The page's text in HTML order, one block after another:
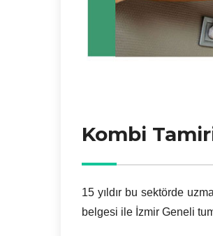
Kombi
15 yıldır bu sektörde
belgesi ile İzmir Geneli